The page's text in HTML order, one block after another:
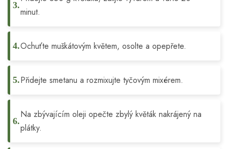
minut.
Ochuťte muškátovým květem, osolte a opepřete.
Přidejte smetanu a rozmixujte tyčovým mixérem.
Na zbývajícím oleji opečte zbylý květák nakrájený na
plátky.